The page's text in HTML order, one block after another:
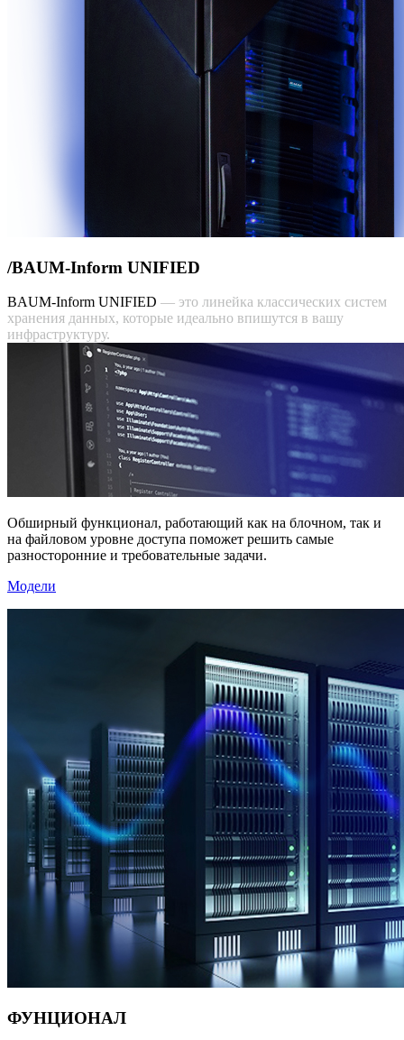
/BAUM-Inform UNIFIED
BAUM-Inform UNIFIED — это линейка классических систем
хранения данных, которые идеально впишутся в вашу
инфраструктуру.
Обширный функционал, работающий как на блочном, так и
на файловом уровне доступа поможет решить самые
разносторонние и требовательные задачи.
Модели
ФУНЦИОНАЛ